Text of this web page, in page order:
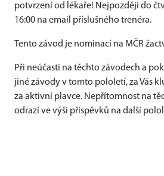
potvrzení od lékaře! Nejpozději do
16:00 na email příslušného trenéra.
Tento závod je nominací na MČR
Při neúčasti na těchto závodech a
jiné závody v tomto pololetí, za Vás
za aktivní plavce. Nepřítomnost na
odrazí ve výši příspěvků na další